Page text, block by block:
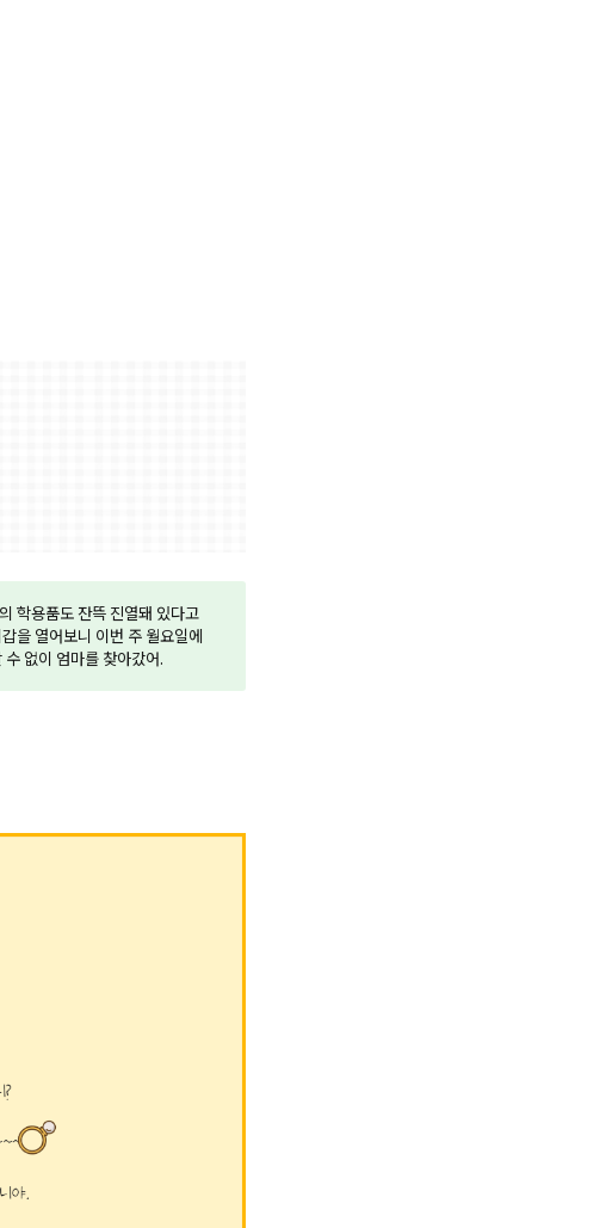
학용품도 잔뜩 진열돼 있다고
을 열어보니 이번 주 월요일에
없이 엄마를 찾아갔어.